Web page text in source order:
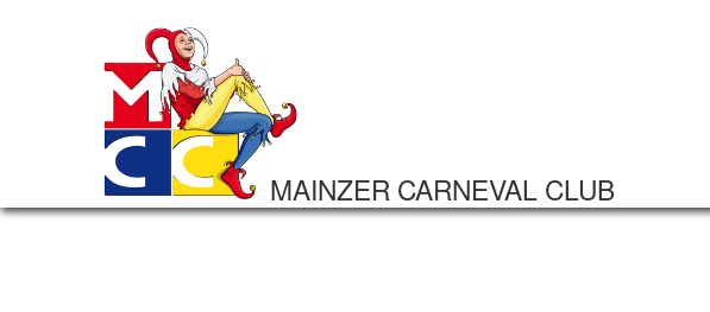
MAINZER CARNEVAL CLUB